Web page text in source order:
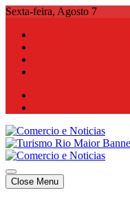
Skip
content
Sexta-feira, Agosto 7
Comercio e Noticias
Notícias e Publicidade Online
Comercio e Noticias
Notícias e Publicidade Online
Close Menu